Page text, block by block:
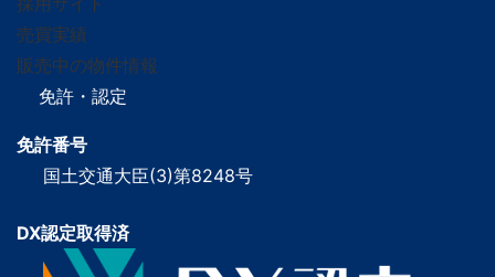
売買実績
販売中の物件情報
免許・認定
免許番号
国土交通大臣(3)第8248号
DX認定取得済